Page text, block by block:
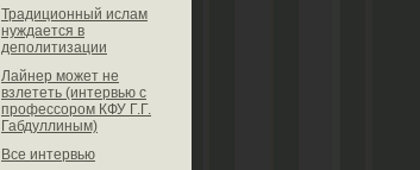
Традиционный ислам
нуждается в
деполитизации
Лайнер может не
взлететь (интервью с
профессором КФУ Г.Г.
Габдуллиным)
Все интервью